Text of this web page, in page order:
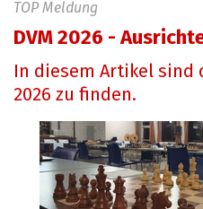
TOP Meldung
DVM 2026 -
In diesem Artikel sind
2026 zu finden.